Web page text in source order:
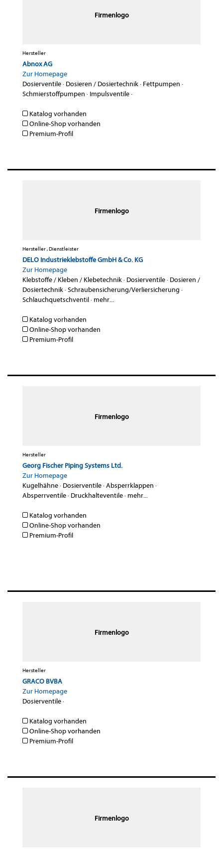
Firmenlogo
Hersteller
Abnox AG
Zur Homepage
Dosierventile· Dosieren / Dosiertechnik· Fettpumpen ·
Schmierstoffpumpen · Impulsventile·
Katalog vorhanden
Online-Shop vorhanden
Premium-Profil
Firmenlogo
Hersteller , Dienstleister
DELO Industrieklebstoffe GmbH & Co. KG
Zur Homepage
Klebstoffe / Kleben / Klebetechnik· Dosierventile· Dosieren /
Dosiertechnik·Schraubensicherung/Verliersicherung ·
Schlauchquetschventil· mehr...
Katalog vorhanden
Online-Shop vorhanden
Premium-Profil
Firmenlogo
Hersteller
Georg Fischer Piping Systems Ltd.
Zur Homepage
Kugelhähne· Dosierventile·Absperrklappen ·
Absperrventile· Druckhalteventile· mehr...
Katalog vorhanden
Online-Shop vorhanden
Premium-Profil
Firmenlogo
Hersteller
GRACO BVBA
Zur Homepage
Dosierventile·
Katalog vorhanden
Online-Shop vorhanden
Premium-Profil
Firmenlogo